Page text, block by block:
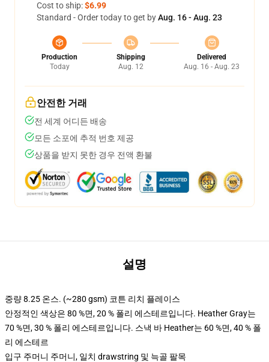
Cost to ship:$6.99
Standard - Order today to get byAug. 16 - Aug. 23
Production
Today
Shipping
Aug. 12
Delivered
Aug. 16 - Aug. 23
안전한 거래
전 세계 어디든 배송
모든 소포에 추적 번호 제공
상품을 받지 못한 경우 전액 환불
설명
중량 8.25 온스. (~280 gsm) 코튼 리치 플레이스
안정적인 색상은 80 %면, 20 % 폴리 에스테르입니다. Heather Gray는
70 %면, 30 % 폴리 에스테르입니다. 스낵 바 Heather는 60 %면, 40 % 폴
리 에스테르
입구 주머니 주머니, 일치 drawstring 및 늑골 팔목